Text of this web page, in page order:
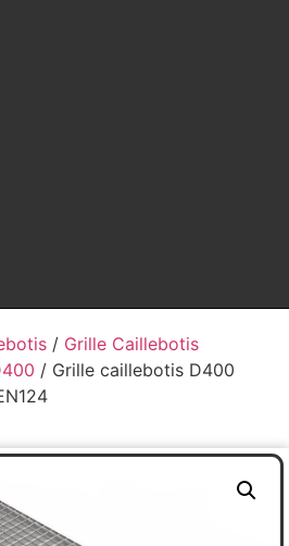
/ Grille Caillebotis
/ Grille caillebotis D400